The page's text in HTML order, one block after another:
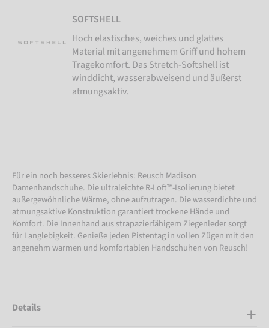
SOFTSHELL
Hoch elastisches, weiches und glattes
Material mit angenehmem Griff und hohem
Tragekomfort. Das Stretch-Softshell ist
winddicht, wasserabweisend und äußerst
atmungsaktiv.
Für ein noch besseres Skierlebnis: Reusch Madison
Damenhandschuhe. Die ultraleichte R-Loft™-Isolierung bietet
außergewöhnliche Wärme, ohne aufzutragen. Die wasserdichte und
atmungsaktive Konstruktion garantiert trockene Hände und
Komfort. Die Innenhand aus strapazierfähigem Ziegenleder sorgt
für Langlebigkeit. Genieße jeden Pistentag in vollen Zügen mit den
angenehm warmen und komfortablen Handschuhen von Reusch!
Details